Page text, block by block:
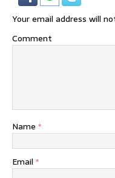
Your email address will
Comment
Name *
Email *